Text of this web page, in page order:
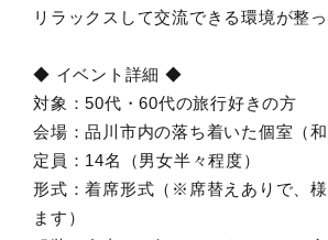
リラックスして交流できる環境が整っ
◆ イベント詳細 ◆
対象：50代・60代の旅行好きの方
会場：品川市内の落ち着いた個室（和
定員：14名（男女半々程度）
形式：着席形式（※席替えありで、様
ます）